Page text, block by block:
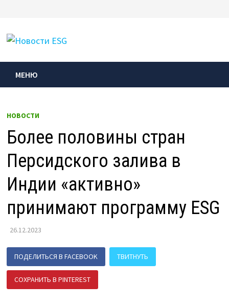
содержимому
МЕНЮ
НОВОСТИ
Более половины стран
Персидского залива в
Индии «активно»
принимают программу ESG
26.12.2023
ПОДЕЛИТЬСЯ В FACEBOOK ТВИТНУТЬ
СОХРАНИТЬ В PINTEREST